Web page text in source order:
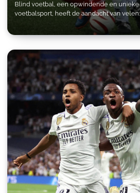
Blind voetbal, een opwindende en unieke
voetbalsport, heeft de aandacht van